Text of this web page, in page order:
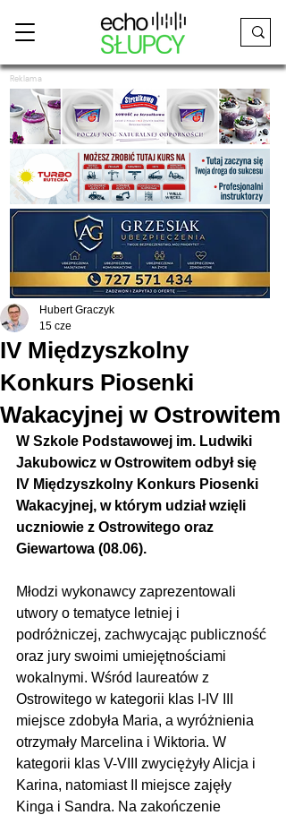
Reklama
IV Międzyszkolny
Konkurs Piosenki
Wakacyjnej w Ostrowitem
Hubert Graczyk
15 cze
W Szkole Podstawowej im. Ludwiki
Jakubowicz w Ostrowitem odbył się
IV Międzyszkolny Konkurs Piosenki
Wakacyjnej, w którym udział wzięli
uczniowie z Ostrowitego oraz
Giewartowa (08.06).
Młodzi wykonawcy zaprezentowali
utwory o tematyce letniej i
podróżniczej, zachwycając publiczność
oraz jury swoimi umiejętnościami
wokalnymi. Wśród laureatów z
Ostrowitego w kategorii klas I-IV III
miejsce zdobyła Maria, a wyróżnienia
otrzymały Marcelina i Wiktoria. W
kategorii klas V-VIII zwyciężyły Alicja i
Karina, natomiast II miejsce zajęły
Kinga i Sandra. Na zakończenie